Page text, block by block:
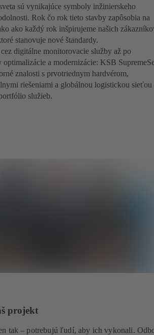
sú vynikajúce symboly inžinierskeho
Rok čo rok tieto stavby zapôsobia na
ako každý rok inšpirujeme našich
stanovuje nové štandardy.
digitálne monitorovacie služby až po
optimalizácie a modernizácie: KSB
znalosti s prvotriednym hardvérom,
riešeniami a globálnou logistickou sieťou
služieb.
projekt
tak – potrebujú ľudí, aby ich vykonali.